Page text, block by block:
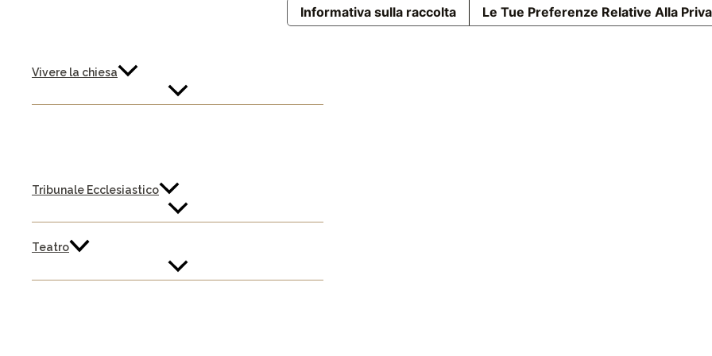
Vivere la chiesa
Tribunale Ecclesiastico
Teatro
Informativa sulla raccolta Le Tue Preferenze Relative Alla